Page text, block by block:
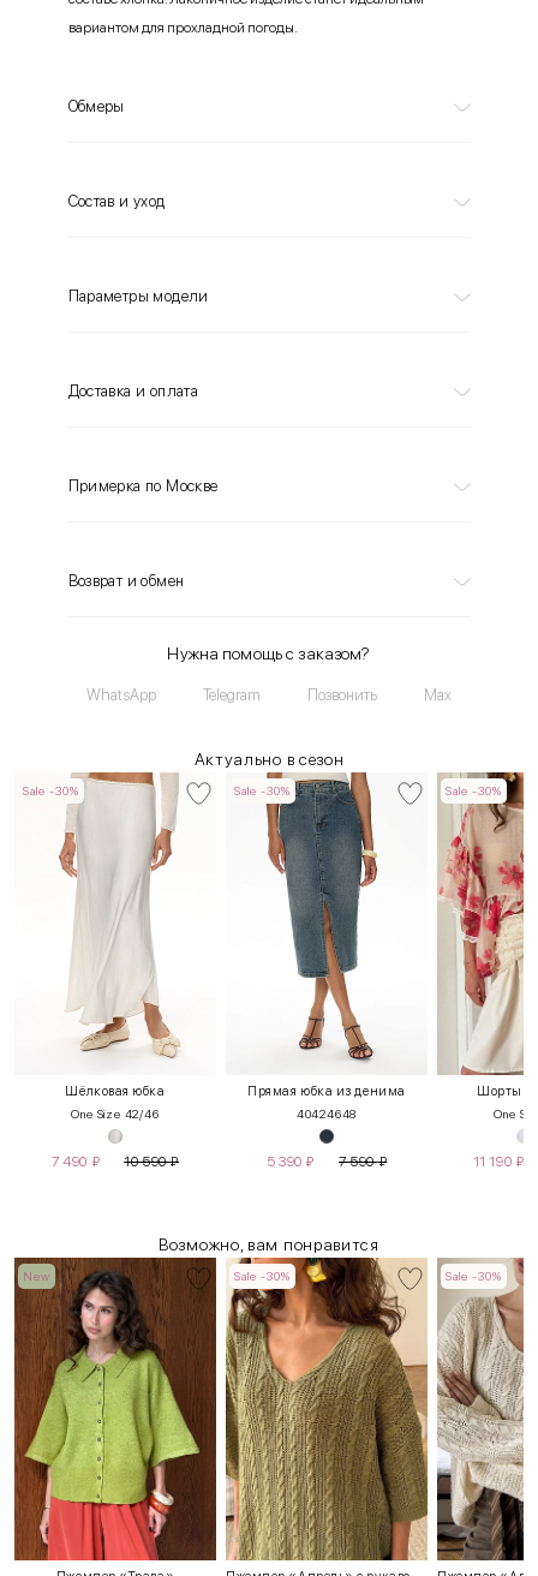
вариантом для прохладной погоды.
Обмеры
Состав и уход
Параметры модели
Доставка и оплата
Примерка по Москве
Возврат и обмен
Нужна помощь с заказом?
WhatsApp Telegram Позвонить Max
Актуально в сезон
Sale -30%
Шёлковая юбка
One Size 42/46
7 490 ₽ 10 590₽
Sale -30%
Прямая юбка из денима
40424648
5 390 ₽ 7 590₽
Sale -30%
Шорты с
One
11 190 ₽
Возможно, вам понравится
New Sale -30% Sale -30%